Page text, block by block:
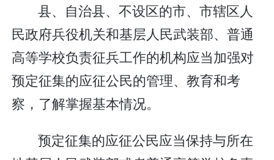
县、自治县、不设区的市、市辖区人
民政府兵役机关和基层人民武装部、普通
高等学校负责征兵工作的机构应当加强对
预定征集的应征公民的管理、教育和考
察，了解掌握基本情况。
预定征集的应征公民应当保持与所在